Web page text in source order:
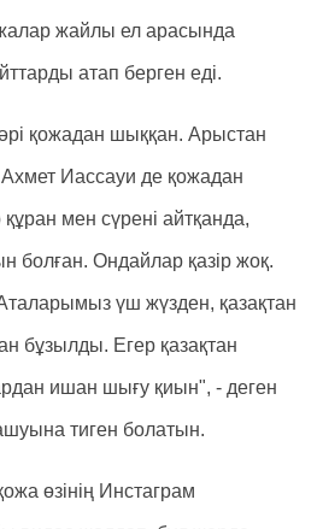
жайлы ел арасында
атап берген еді.
қожадан шыққан. Арыстан
Иассауи де қожадан
мен сүрені айтқанда,
Ондайлар қазір жоқ.
үш жүзден, қазақтан
бұзылды. Егер қазақтан
ишан шығу қиын", - деген
тиген болатын.
өзінің Инстаграм